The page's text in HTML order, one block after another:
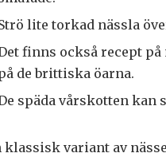
lite torkad nässla
finns också recept
de brittiska öarna.
späda vårskotten kan
klassisk variant av